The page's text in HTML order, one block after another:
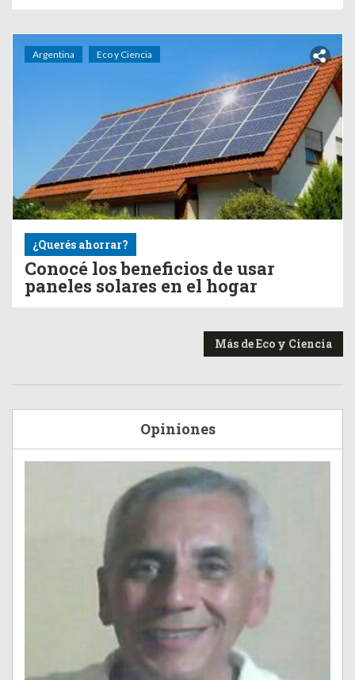
Argentina Eco y Ciencia
¿Querés ahorrar?
Conocé los beneficios de usar
paneles solares en el hogar
Más de Eco y Ciencia
Opiniones